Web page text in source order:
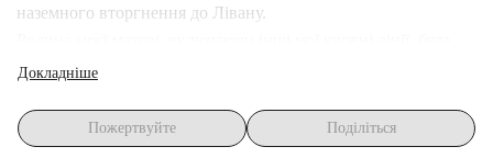
наземного вторгнення до Лівану.
примусово вигнана зі своєї землі та домівок у Палестині під
крім як втекти до сусідніх країн, таких як Сирія, Йорданія
та, переважно, Ліван, зокрема на південь Лівану, де ситуація
Докладніше
Пожертвуйте Поділіться